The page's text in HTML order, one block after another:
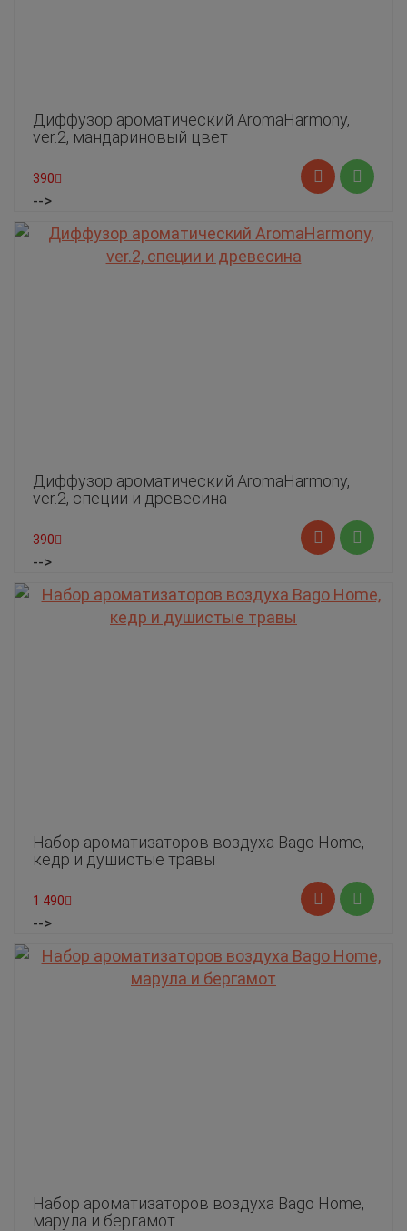
Диффузор ароматический AromaHarmony,
ver.2, мандариновый цвет
390
-->
Диффузор ароматический AromaHarmony,
ver.2, специи и древесина
390
-->
Набор ароматизаторов воздуха Bago Home,
кедр и душистые травы
1 490
-->
Набор ароматизаторов воздуха Bago Home,
марула и бергамот